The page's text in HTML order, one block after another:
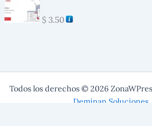
$3.50
Todos los derechos © 2026
Deminan Soluciones